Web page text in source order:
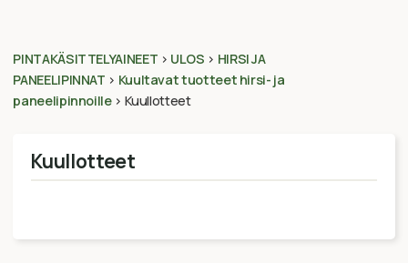
PINTAKÄSITTELYAINEET > ULOS > HIRSI JA
PANEELIPINNAT > Kuultavat tuotteet hirsi- ja
paneelipinnoille> Kuullotteet
Kuullotteet